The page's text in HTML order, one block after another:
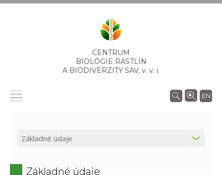
CENTRUM
BIOLÓGIE RASTLÍN
A BIODIVERZITY SAV, v. v. i.
EN
Základné údaje